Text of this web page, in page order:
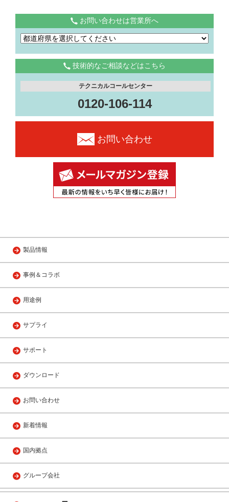
お問い合わせは営業所へ
技術的なご相談などはこちら
テクニカルコールセンター
0120-106-114
お問い合わせ
製品情報
事例＆コラボ
用途例
サプライ
サポート
ダウンロード
お問い合わせ
新着情報
国内拠点
グループ会社